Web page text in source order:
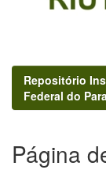
Repositório
Federal do
Página